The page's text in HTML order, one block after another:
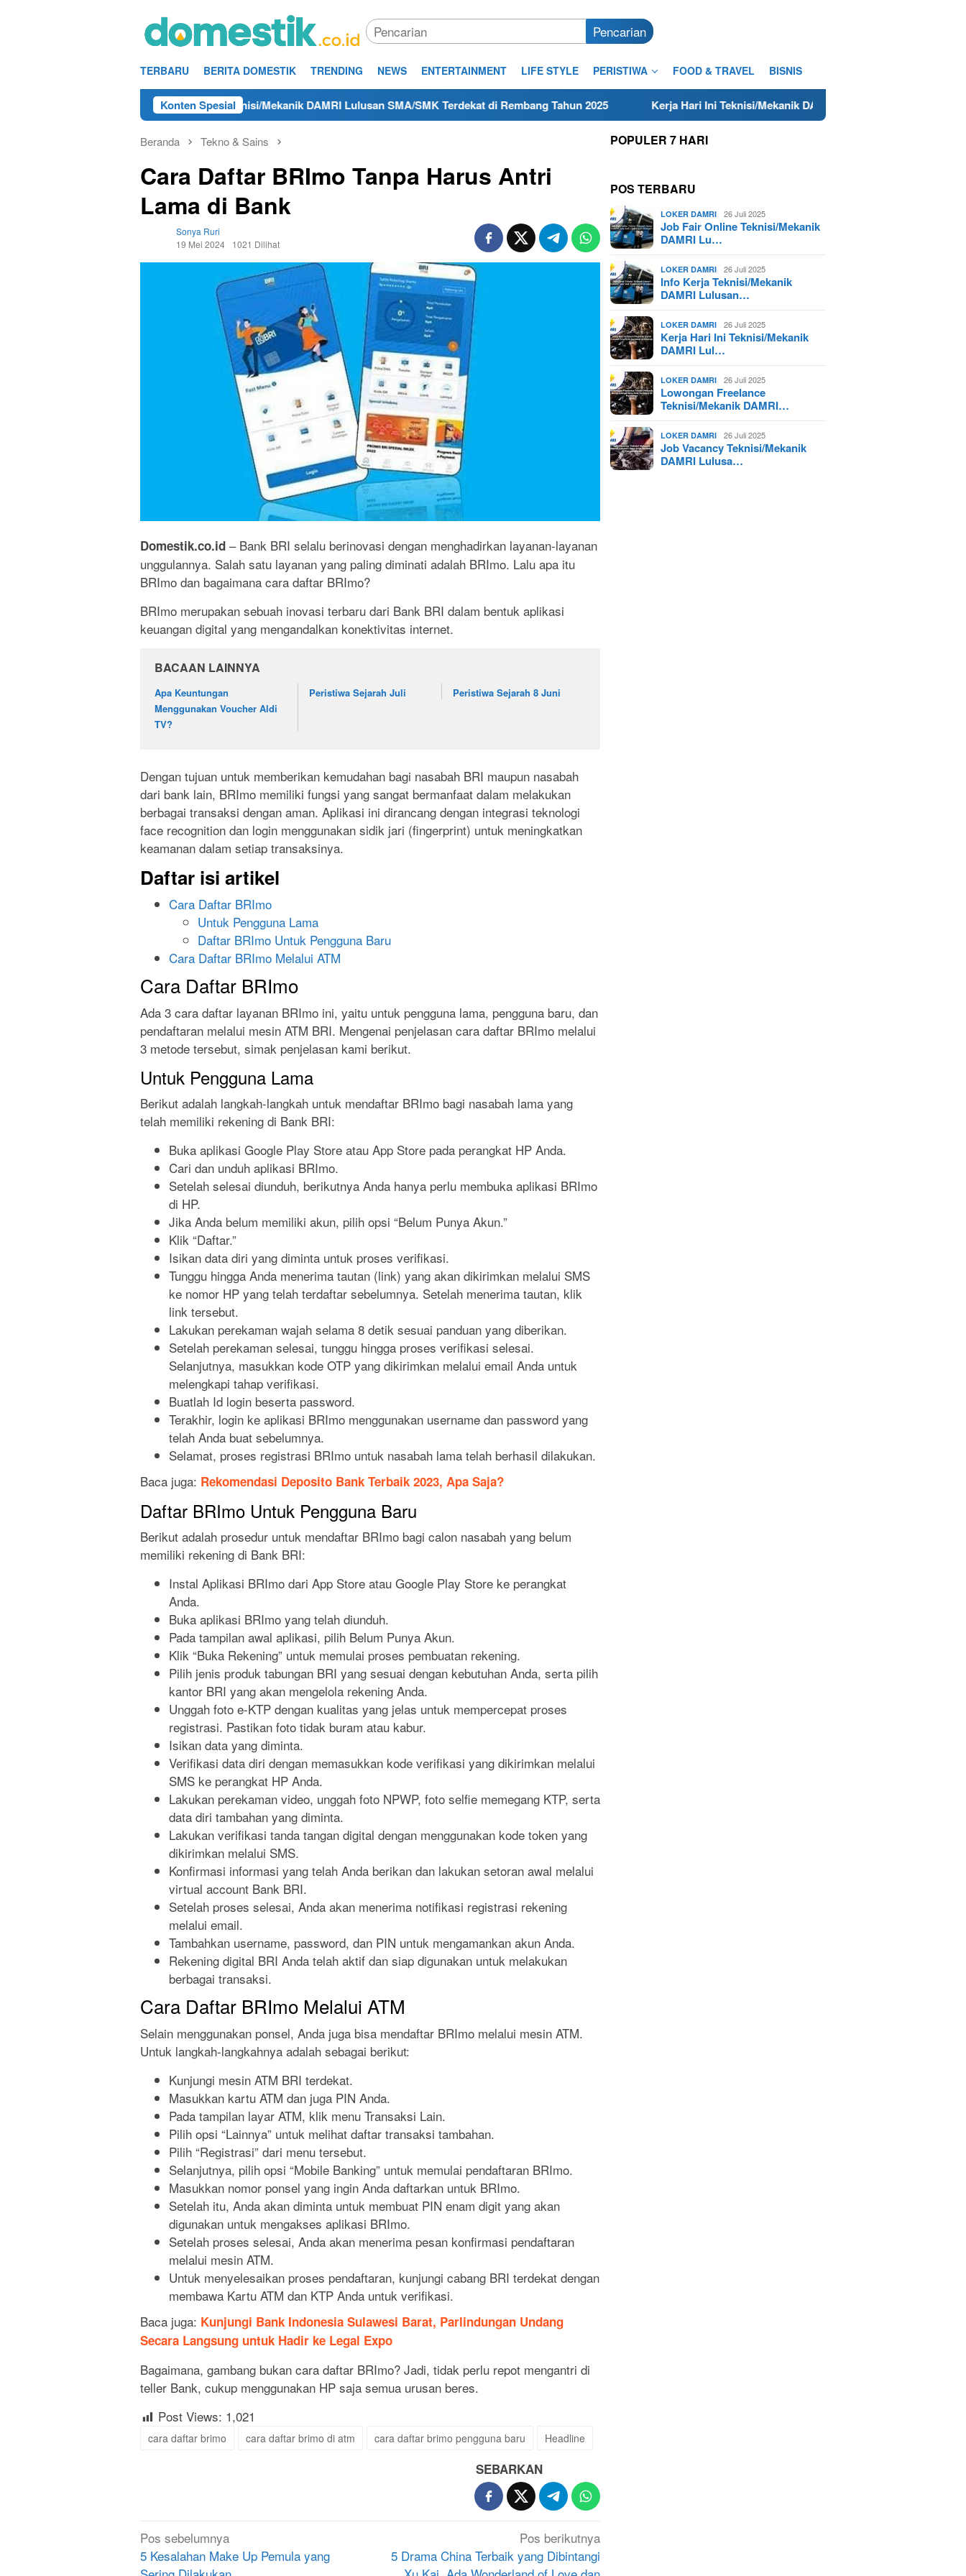
Pencarian
TERBARU BERITA DOMESTIK TRENDING NEWS ENTERTAINMENT LIFE STYLE PERISTIWA FOOD & TRAVEL BISNIS
Konten Spesial
Info Kerja Teknisi/Mekanik DAMRI Lulusan SMA/SMK Terdekat di Rembang Tahun 2025 Kerja Hari Ini Teknisi/Mekanik DAMRI Lulusan SMA/SMK Terdekat di Cilacap
Beranda Tekno & Sains
Cara Daftar BRImo Tanpa Harus Antri
Lama di Bank
Sonya Ruri
19 Mei 2024
1021 Dilihat
Domestik.co.id – Bank BRI selalu berinovasi dengan menghadirkan layanan-layanan
unggulannya. Salah satu layanan yang paling diminati adalah BRImo. Lalu apa itu
BRImo dan bagaimana cara daftar BRImo?
BRImo merupakan sebuah inovasi terbaru dari Bank BRI dalam bentuk aplikasi
keuangan digital yang mengandalkan konektivitas internet.
BACAAN LAINNYA
Apa Keuntungan
Menggunakan Voucher Aldi
TV?
Peristiwa Sejarah Juli Peristiwa Sejarah 8 Juni
Dengan tujuan untuk memberikan kemudahan bagi nasabah BRI maupun nasabah
dari bank lain, BRImo memiliki fungsi yang sangat bermanfaat dalam melakukan
berbagai transaksi dengan aman. Aplikasi ini dirancang dengan integrasi teknologi
face recognition dan login menggunakan sidik jari (fingerprint) untuk meningkatkan
keamanan dalam setiap transaksinya.
Daftar isi artikel
Cara Daftar BRImo
Untuk Pengguna Lama
Daftar BRImo Untuk Pengguna Baru
Cara Daftar BRImo Melalui ATM
Cara Daftar BRImo
Ada 3 cara daftar layanan BRImo ini, yaitu untuk pengguna lama, pengguna baru, dan
pendaftaran melalui mesin ATM BRI. Mengenai penjelasan cara daftar BRImo melalui
3 metode tersebut, simak penjelasan kami berikut.
Untuk Pengguna Lama
Berikut adalah langkah-langkah untuk mendaftar BRImo bagi nasabah lama yang
telah memiliki rekening di Bank BRI:
Buka aplikasi Google Play Store atau App Store pada perangkat HP Anda.
Cari dan unduh aplikasi BRImo.
Setelah selesai diunduh, berikutnya Anda hanya perlu membuka aplikasi BRImo
di HP.
Jika Anda belum memiliki akun, pilih opsi “Belum Punya Akun.”
Klik “Daftar.”
Isikan data diri yang diminta untuk proses verifikasi.
Tunggu hingga Anda menerima tautan (link) yang akan dikirimkan melalui SMS
ke nomor HP yang telah terdaftar sebelumnya. Setelah menerima tautan, klik
link tersebut.
Lakukan perekaman wajah selama 8 detik sesuai panduan yang diberikan.
Setelah perekaman selesai, tunggu hingga proses verifikasi selesai.
Selanjutnya, masukkan kode OTP yang dikirimkan melalui email Anda untuk
melengkapi tahap verifikasi.
Buatlah Id login beserta password.
Terakhir, login ke aplikasi BRImo menggunakan username dan password yang
telah Anda buat sebelumnya.
Selamat, proses registrasi BRImo untuk nasabah lama telah berhasil dilakukan.
Baca juga: Rekomendasi Deposito Bank Terbaik 2023, Apa Saja?
Daftar BRImo Untuk Pengguna Baru
Berikut adalah prosedur untuk mendaftar BRImo bagi calon nasabah yang belum
memiliki rekening di Bank BRI:
Instal Aplikasi BRImo dari App Store atau Google Play Store ke perangkat
Anda.
Buka aplikasi BRImo yang telah diunduh.
Pada tampilan awal aplikasi, pilih Belum Punya Akun.
Klik “Buka Rekening” untuk memulai proses pembuatan rekening.
Pilih jenis produk tabungan BRI yang sesuai dengan kebutuhan Anda, serta pilih
kantor BRI yang akan mengelola rekening Anda.
Unggah foto e-KTP dengan kualitas yang jelas untuk mempercepat proses
registrasi. Pastikan foto tidak buram atau kabur.
Isikan data yang diminta.
Verifikasi data diri dengan memasukkan kode verifikasi yang dikirimkan melalui
SMS ke perangkat HP Anda.
Lakukan perekaman video, unggah foto NPWP, foto selfie memegang KTP, serta
data diri tambahan yang diminta.
Lakukan verifikasi tanda tangan digital dengan menggunakan kode token yang
dikirimkan melalui SMS.
Konfirmasi informasi yang telah Anda berikan dan lakukan setoran awal melalui
virtual account Bank BRI.
Setelah proses selesai, Anda akan menerima notifikasi registrasi rekening
melalui email.
Tambahkan username, password, dan PIN untuk mengamankan akun Anda.
Rekening digital BRI Anda telah aktif dan siap digunakan untuk melakukan
berbagai transaksi.
Cara Daftar BRImo Melalui ATM
Selain menggunakan ponsel, Anda juga bisa mendaftar BRImo melalui mesin ATM.
Untuk langkah-langkahnya adalah sebagai berikut:
Kunjungi mesin ATM BRI terdekat.
Masukkan kartu ATM dan juga PIN Anda.
Pada tampilan layar ATM, klik menu Transaksi Lain.
Pilih opsi “Lainnya” untuk melihat daftar transaksi tambahan.
Pilih “Registrasi” dari menu tersebut.
Selanjutnya, pilih opsi “Mobile Banking” untuk memulai pendaftaran BRImo.
Masukkan nomor ponsel yang ingin Anda daftarkan untuk BRImo.
Setelah itu, Anda akan diminta untuk membuat PIN enam digit yang akan
digunakan untuk mengakses aplikasi BRImo.
Setelah proses selesai, Anda akan menerima pesan konfirmasi pendaftaran
melalui mesin ATM.
Untuk menyelesaikan proses pendaftaran, kunjungi cabang BRI terdekat dengan
membawa Kartu ATM dan KTP Anda untuk verifikasi.
Baca juga: Kunjungi Bank Indonesia Sulawesi Barat, Parlindungan Undang
Secara Langsung untuk Hadir ke Legal Expo
Bagaimana, gambang bukan cara daftar BRImo? Jadi, tidak perlu repot mengantri di
teller Bank, cukup menggunakan HP saja semua urusan beres.
Post Views: 1,021
cara daftar brimo cara daftar brimo di atm cara daftar brimo pengguna baru Headline
SEBARKAN
Navigasi
pos
Pos sebelumnya
5 Kesalahan Make Up Pemula yang
Pos berikutnya
5 Drama China Terbaik yang Dibintangi
POPULER 7 HARI
POS TERBARU
LOKER DAMRI 26 Juli 2025
Job Fair Online Teknisi/Mekanik
DAMRI Lu…
LOKER DAMRI 26 Juli 2025
Info Kerja Teknisi/Mekanik
DAMRI Lulusan…
LOKER DAMRI 26 Juli 2025
Kerja Hari Ini Teknisi/Mekanik
DAMRI Lul…
LOKER DAMRI 26 Juli 2025
Lowongan Freelance
Teknisi/Mekanik DAMRI…
LOKER DAMRI 26 Juli 2025
Job Vacancy Teknisi/Mekanik
DAMRI Lulusa…